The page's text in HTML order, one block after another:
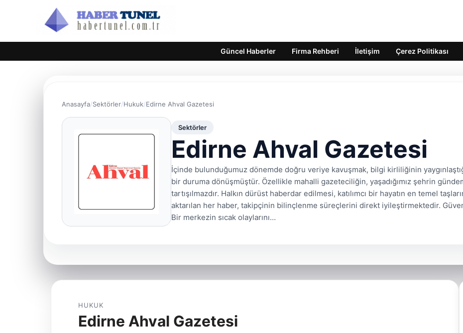
Güncel Haberler Firma Rehberi İletişim Çerez Politikası
Anasayfa Sektörler Hukuk Edirne Ahval Gazetesi
Sektörler
Edirne Ahval Gazetesi
İçinde bulunduğumuz dönemde doğru veriye kavuşmak, bilgi kirliliğinin
bir duruma dönüşmüştür. Özellikle mahalli gazeteciliğin, yaşadığımız şehrin
tartışılmazdır. Halkın dürüst haberdar edilmesi, katılımcı bir hayatın en temel
aktarılan her haber, takipçinin bilinçlenme süreçlerini direkt iyileştirmektedir.
Bir merkezin sıcak olaylarını…
HUKUK
Edirne Ahval Gazetesi